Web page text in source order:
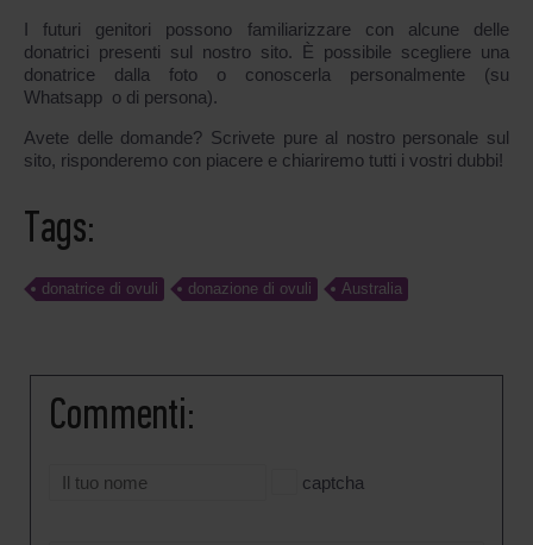
I futuri genitori possono familiarizzare con alcune delle
donatrici presenti sul nostro sito. È possibile scegliere una
donatrice dalla foto o conoscerla personalmente (su
Whatsapp o di persona).
Avete delle domande? Scrivete pure al nostro personale sul
sito, risponderemo con piacere e chiariremo tutti i vostri dubbi!
Tags:
donatrice di ovuli donazione di ovuli Australia
Commenti:
captcha